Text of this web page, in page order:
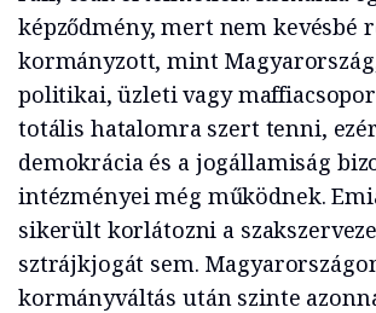
képződmény, mert nem kevésbé
kormányzott, mint
politikai, üzleti vagy
totális hatalomra szert tenni,
demokrácia és a jogállamiság
intézményei még működnek.
sikerült korlátozni a
sztrájkjogát sem.
kormányváltás után szinte